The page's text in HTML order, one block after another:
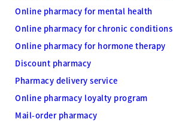
Online pharmacy for mental health
Online pharmacy for chronic conditions
Online pharmacy for hormone therapy
Discount pharmacy
Pharmacy delivery service
Online pharmacy loyalty program
Mail-order pharmacy